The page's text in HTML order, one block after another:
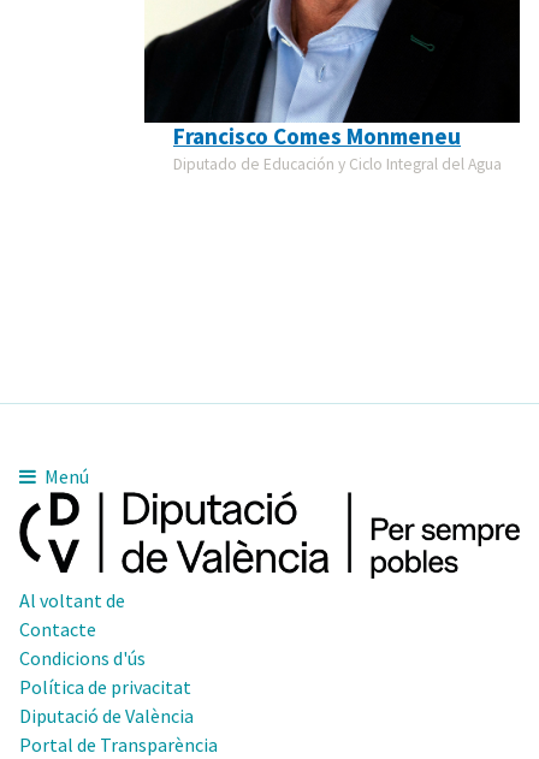
Francisco Comes Monmeneu
Diputado de Educación y Ciclo Integral del Agua
Menú
Al voltant de
Contacte
Condicions d'ús
Política de privacitat
Diputació de València
Portal de Transparència